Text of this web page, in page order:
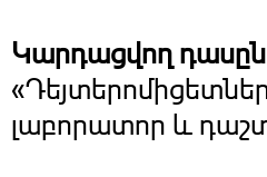
Կարդացվող
լաբորատոր և